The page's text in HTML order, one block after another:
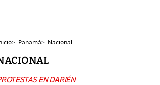
> Panamá> Nacional
EN DARIÉN